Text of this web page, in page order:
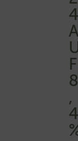
4
A
F
8
,
4